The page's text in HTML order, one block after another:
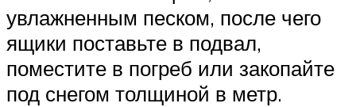
увлажненным песком, после чего
ящики поставьте в подвал,
поместите в погреб или закопайте
под снегом толщиной в метр.